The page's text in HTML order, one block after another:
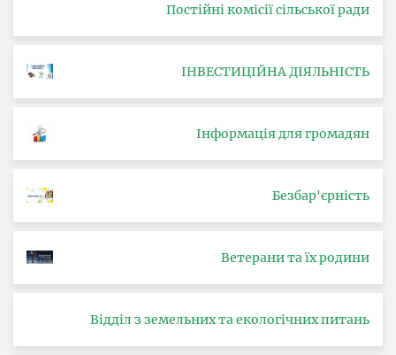
Постійні комісії сільської ради
ІНВЕСТИЦІЙНА ДІЯЛЬНІСТЬ
Інформація для громадян
Безбар'єрність
Ветерани та їх родини
Відділ з земельних та екологічних питань